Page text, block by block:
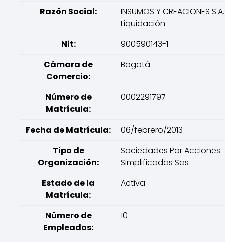
Razón Social:
INSUMOS Y CREACIONES
Liquidación
Nit:
900590143-1
Cámara de
Comercio:
Bogotá
Número de
Matrícula:
0002291797
Fecha de Matrícula:
06/febrero/2013
Tipo de
Organización:
Sociedades Por Acciones
Simplificadas Sas
Estado de la
Matrícula:
Activa
Número de
Empleados:
10